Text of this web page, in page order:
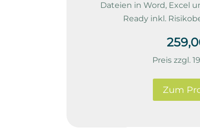
Dateien in Word, Excel
Ready inkl.
Preis zzgl.
Zum